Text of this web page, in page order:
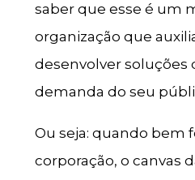
saber que esse é um
organização que
desenvolver soluções
demanda do seu
Ou seja: quando bem
corporação, o canvas